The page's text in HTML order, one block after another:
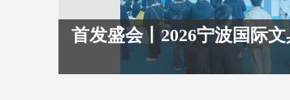
慈溪市秀比斯壮文具制造有限公司
主营产品: 绘画绘图用笔,美术颜料,绘画工具